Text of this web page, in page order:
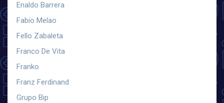
Enaldo Barrera
Fabio Melao
Fello Zabaleta
Franco De Vita
Franko
Franz Ferdinand
Grupo Bip